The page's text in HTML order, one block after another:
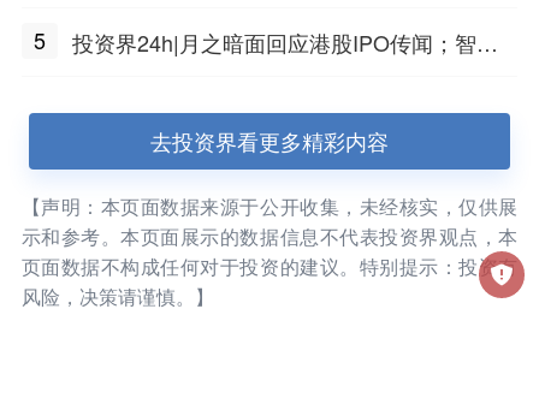
5
投资界24h|月之暗面回应港股IPO传闻；智元
去投资界看更多精彩内容
【声明：本页面数据来源于公开收集，未经核实，仅供展
示和参考。本页面展示的数据信息不代表投资界观点，本
页面数据不构成任何对于投资的建议。特别提示：投资有
风险，决策请谨慎。】